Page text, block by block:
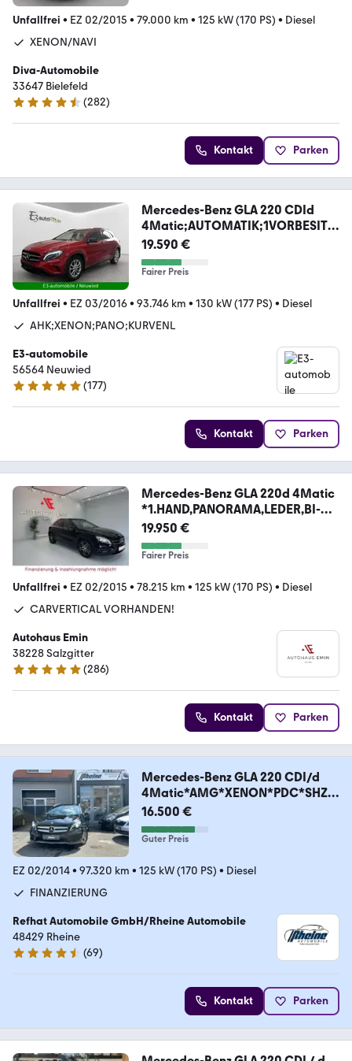
Unfallfrei • EZ 02/2015 • 79.000 km • 125 kW (170 PS) • Diesel
XENON/NAVI
Diva-Automobile
33647 Bielefeld
4.7 Sterne
(282)
Kontakt Parken
Mercedes-Benz GLA 220 CDId
4Matic;AUTOMATIK;1VORBESITZ;
KAMERA
19.590 €
Fairer Preis
Unfallfrei • EZ 03/2016• 93.746 km • 130 kW (177 PS) • Diesel
AHK;XENON;PANO;KURVENL
E3-automobile
56564 Neuwied
4.9 Sterne
(177)
Kontakt Parken
Mercedes-Benz GLA 220d 4Matic
*1.HAND,PANORAMA,LEDER,BI-
XENON*
19.950 €
Fairer Preis
Unfallfrei • EZ 02/2015 • 78.215 km • 125 kW (170 PS) • Diesel
CARVERTICAL VORHANDEN!
Autohaus Emin
38228 Salzgitter
5 Sterne
(286)
Kontakt Parken
Mercedes-Benz GLA 220 CDI/d
4Matic*AMG*XENON*PDC*SHZ*
NAVI*
16.500 €
Guter Preis
EZ 02/2014• 97.320 km • 125 kW (170 PS) • Diesel
FINANZIERUNG
Refhat Automobile GmbH/Rheine Automobile
48429 Rheine
4.5 Sterne
(69)
Kontakt Parken